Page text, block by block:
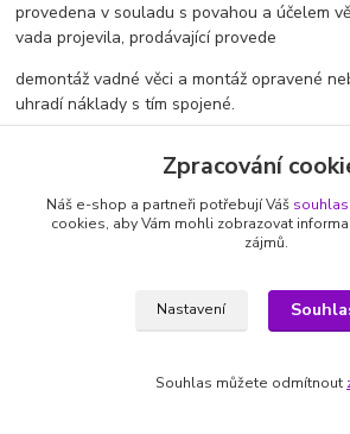
provedena v souladu s povahou a účelem
vada projevila, prodávající provede
demontáž vadné věci a montáž opravené
uhradí náklady s tím spojené.
od kupní smlouvy, pokud:
7.14.1.prodávající vadu odmítl odstranit
souladu s čl. 7.13 obchodních
7.14.2.se vada projeví opakovaně,
Zpracování
Náš e-shop a partneři potřebují Váš souhlas
cookies, aby Vám mohli zobrazovat
zájmů.
Nastavení
Souhlas můžete odmítnout